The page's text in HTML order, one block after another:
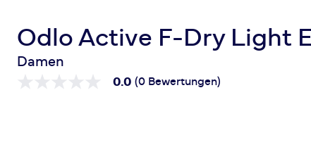
Active F-Dry Light Eco Suw Bottom Panty
Odlo Active F-Dry Light
Damen
0.0 (0 Bewertungen)